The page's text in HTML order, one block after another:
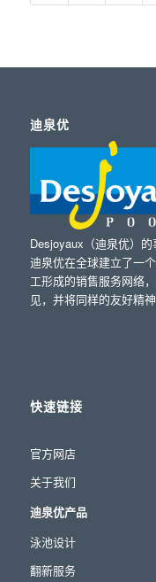
迪泉优
Desjoyaux（迪泉优）的
迪泉优在全球建立了一
工形成的销售服务网络
见，并将同样的友好精
快速链接
官方网店
关于我们
迪泉优产品
泳池设计
翻新服务